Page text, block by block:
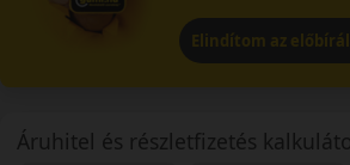
Elindítom az
Áruhitel és részletfizetés